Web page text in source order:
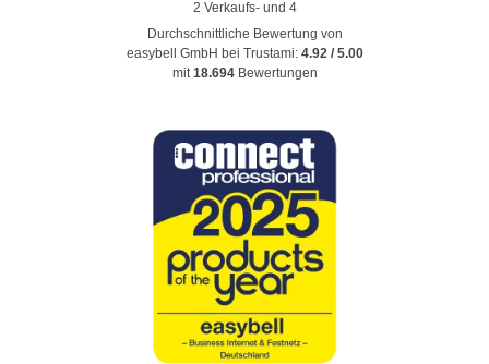
Durchschnittliche Bewertung von
easybell GmbH bei Trustami: 4.92/ 5.00
mit18.694 Bewertungen